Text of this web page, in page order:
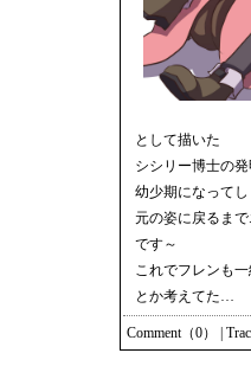
として描いた
シシリー博士の
幼少期になって
元の姿に戻るま
です～
これでフレンも
とか考えてた…
Comment（0）